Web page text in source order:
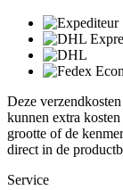
Deze
kunnen extra
grootte of de
direct in de
Service